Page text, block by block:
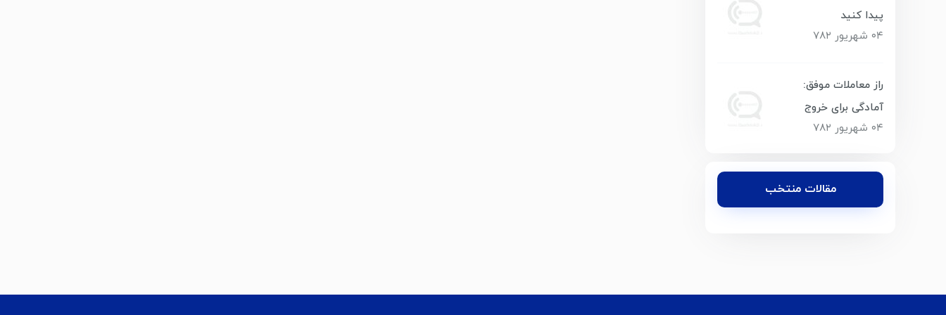
پیدا کنید
۰۴ شهریور ۷۸۲
راز معاملات موفق:
آمادگی برای خروج
۰۴ شهریور ۷۸۲
مقالات منتخب